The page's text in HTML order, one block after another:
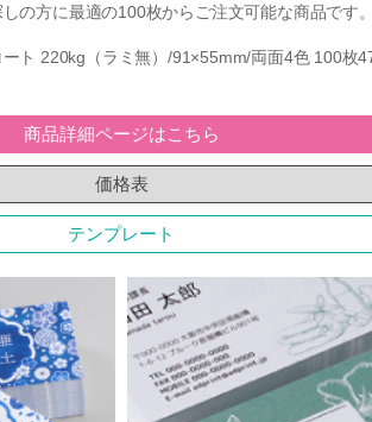
の方に最適の100枚からご注文可能な商品です
ト 220kg（ラミ無）/91×55mm/両面4色 100枚
商品詳細ページはこちら
価格表
テンプレート